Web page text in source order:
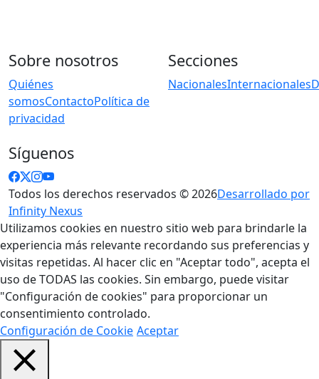
Sobre nosotros
Quiénes
somosContactoPolítica de
privacidad
Secciones
NacionalesInternacionales
Síguenos
Todos los derechos reservados © 2026Desarrollado por
Infinity Nexus
Utilizamos cookies en nuestro sitio web para brindarle la
experiencia más relevante recordando sus preferencias y
visitas repetidas. Al hacer clic en "Aceptar todo", acepta el
uso de TODAS las cookies. Sin embargo, puede visitar
"Configuración de cookies" para proporcionar un
consentimiento controlado.
Configuración de Cookie Aceptar